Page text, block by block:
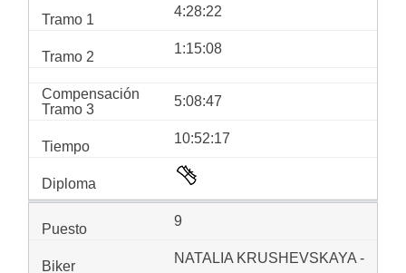
4:28:22
1:15:08
5:08:47
10:52:17
9
NATALIA KRUSHEVSKAYA -